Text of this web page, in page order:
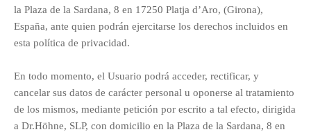
la Plaza de la Sardana, 8 en 17250 Platja d’Aro, (Girona),
España, ante quien podrán ejercitarse los derechos incluidos en
esta política de privacidad.
En todo momento, el Usuario podrá acceder, rectificar, y
cancelar sus datos de carácter personal u oponerse al tratamiento
de los mismos, mediante petición por escrito a tal efecto, dirigida
a Dr.Höhne, SLP, con domicilio en la Plaza de la Sardana, 8 en